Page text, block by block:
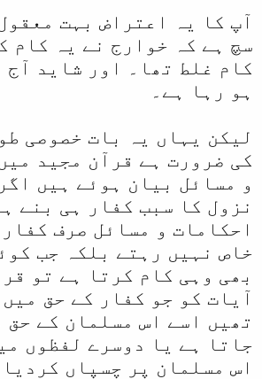
آپ کا یہ اعتراض بہت
سچ ہے کہ خوارج نے یہ کام
کام غلط تھا۔ اور شاید آج
ہو رہا ہے۔
لیکن یہاں یہ بات خصوصی
کی ضرورت ہے قرآن مجید
و مسائل بیان ہوئے ہیں
نزول کا سبب کفار ہی بنے
احکامات و مسائل صرف
خاص نہیں رہتے بلکہ جب
بھی وہی کام کرتا ہے تو
آیات کو جو کفار کے حق
تھیں اسے اس مسلمان کے حق
جاتا ہے یا دوسرے لفظوں
اس مسلمان پر چسپاں